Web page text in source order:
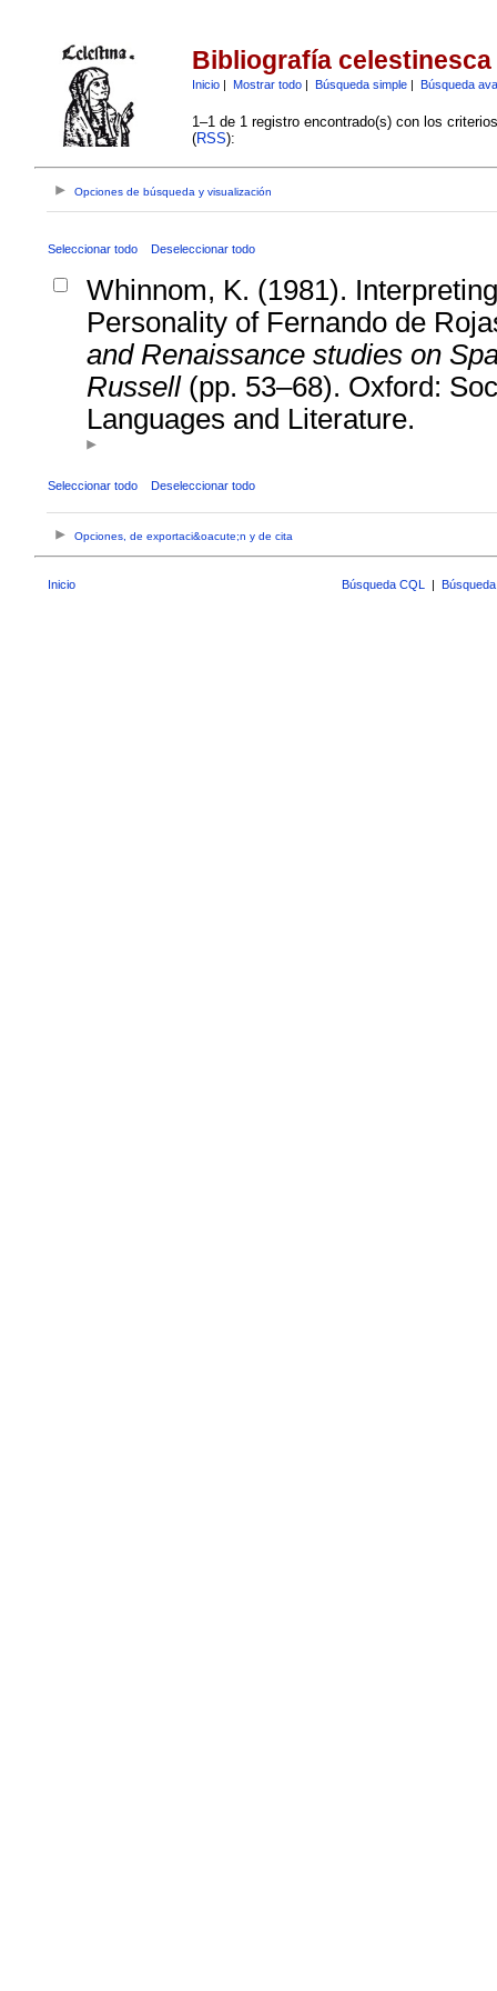
Bibliografía celestinesca
Inicio| Mostrar todo| Búsqueda simple| Búsqueda
1–1 de 1 registro encontrado(s) con los
(RSS):
Opciones de búsqueda y visualización
Seleccionar todo Deseleccionar todo
Whinnom, K. (1981).
Personality of Fernando de
and Renaissance studies on
Russell(pp. 53–68). Oxford:
Languages and Literature.
Seleccionar todo Deseleccionar todo
Opciones, de exportaci&oacute;n y de cita
Inicio Búsqueda CQL |